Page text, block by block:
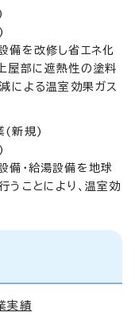
備を改修し省エネ化
屋部に遮熱性の塗料
による温室効果ガス
(新規)
備・給湯設備を地球
うことにより、温室効
実績